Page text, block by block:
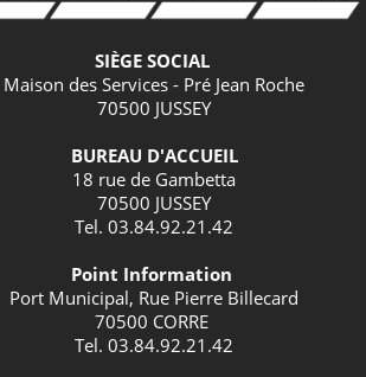
SIÈGE SOCIAL
Maison des Services - Pré Jean Roche
70500 JUSSEY
BUREAU D'ACCUEIL
18 rue de Gambetta
70500 JUSSEY
Tel. 03.84.92.21.42
Point Information
Port Municipal, Rue Pierre Billecard
70500 CORRE
Tel. 03.84.92.21.42